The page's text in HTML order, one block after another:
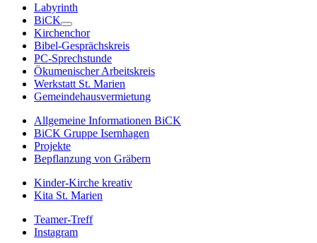
Labyrinth
BiCK
Kirchenchor
Bibel-Gesprächskreis
PC-Sprechstunde
Ökumenischer Arbeitskreis
Werkstatt St. Marien
Gemeindehausvermietung
Allgemeine Informationen BiCK
BiCK Gruppe Isernhagen
Projekte
Bepflanzung von Gräbern
Kinder-Kirche kreativ
Kita St. Marien
Teamer-Treff
Instagram